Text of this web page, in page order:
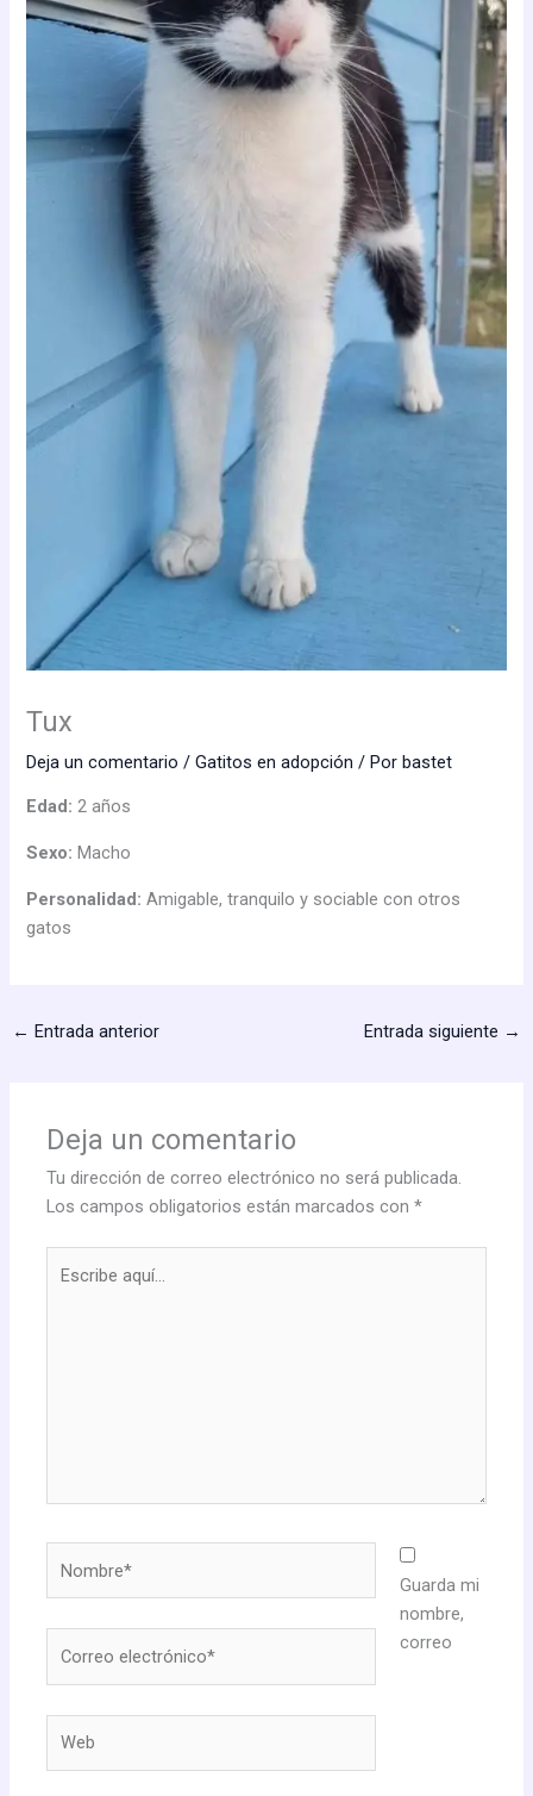
Tux
Deja un comentario /Gatitos en adopción / Porbastet
Edad: 2 años
Sexo: Macho
Personalidad: Amigable, tranquilo y sociable con otros
gatos
← Entrada anterior Entrada siguiente →
Deja un comentario
Tu dirección de correo electrónico no será publicada.
Los campos obligatorios están marcados con*
aquí...
electrónico*
Guarda mi
nombre,
correo